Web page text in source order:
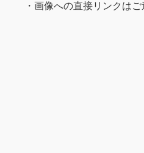
・画像への直接リンクは